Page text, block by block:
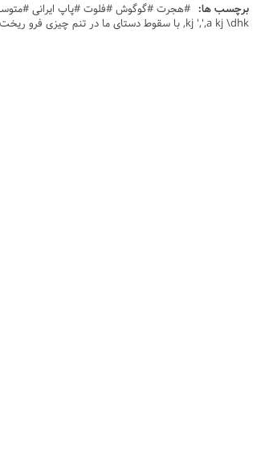
برچسب ها:
kj ',',a kj \dhk, با سقوط دستای ما در تنم چيزی فرو ريخت هجرتت اوج صدامو فلوت googoosh hejrat naser cheshm zar ناصر چشم آذر googoosh hejrat naser cheshm zar ناصر چشم آذز